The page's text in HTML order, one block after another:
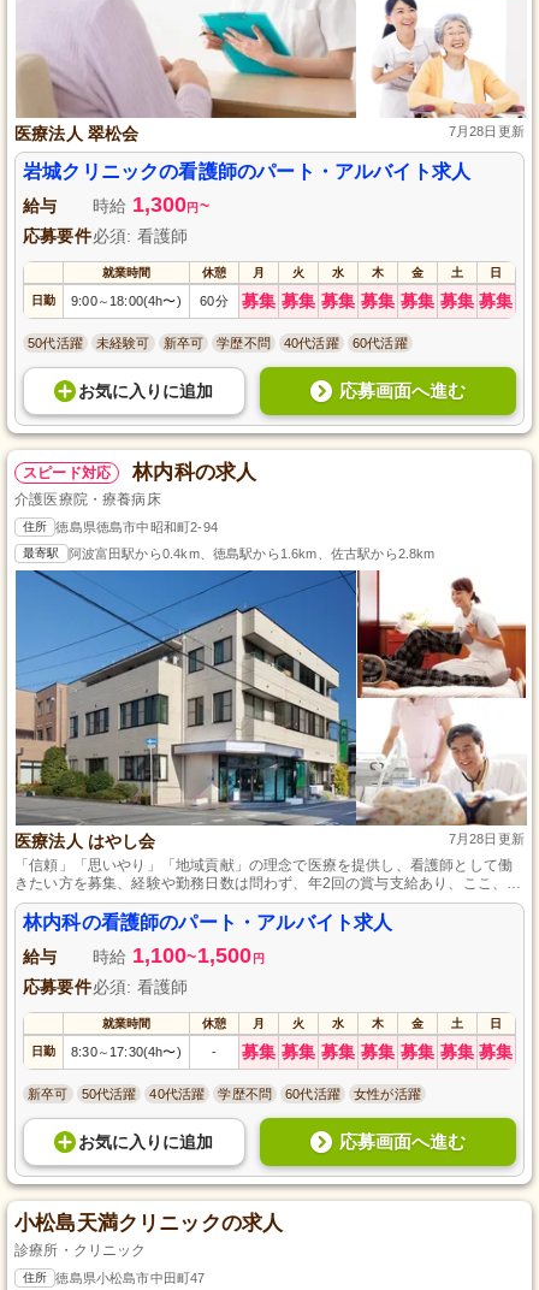
医療法人 翠松会 7月28日更新
岩城クリニックの看護師のパート・アルバイト求人
給与 時給 1,300円 ~
応募要件必須: 看護師
就業時間 休憩 月 火 水 木 金 土 日
日勤 9:00～ 18:00(4h〜) 60分 募集 募集 募集 募集 募集 募集 募集
50代活躍 未経験可 新卒可 学歴不問 40代活躍 60代活躍
お気に入り に追加 応募画面へ進む
スピード対応 林内科の求人
介護医療院・療養病床
住所 徳島県徳島市中昭和町2-94
最寄駅 阿波富田駅から0.4km、徳島駅から1.6km、佐古駅から2.8km
医療法人 はやし会 7月28日更新
「信頼」「思いやり」「地域貢献」の理念で医療を提供し、看護師として働
きたい方を募集、経験や勤務日数は問わず、年2回の賞与支給あり、ここ、林
内科で、心からのケアを提供しませんか。
林内科の看護師のパート・アルバイト求人
給与 時給 1,100~1,500 円
応募要件必須: 看護師
就業時間 休憩 月 火 水 木 金 土 日
日勤 8:30～ 17:30(4h〜) - 募集 募集 募集 募集 募集 募集 募集
新卒可 50代活躍 40代活躍 学歴不問 60代活躍 女性が活躍
お気に入り に追加 応募画面へ進む
小松島天満クリニックの求人
診療所・クリニック
住所 徳島県小松島市中田町47